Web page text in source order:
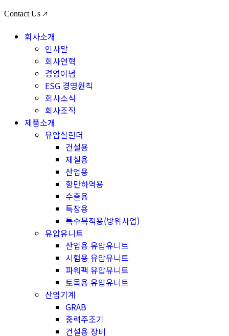
Contact Us 🡥
회사소개
인사말
회사연혁
경영이념
ESG 경영원칙
회사소식
회사조직
제품소개
유압실린더
건설용
제철용
산업용
항만하역용
수출용
특장용
특수목적용(방위사업)
유압유니트
산업용 유압유니트
시험용 유압유니트
파워팩 유압유니트
토목용 유압유니트
산업기계
GRAB
중력주조기
건설용 장비